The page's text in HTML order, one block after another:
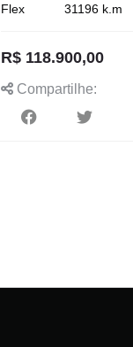
Flex 31196k.m
R$ 118.900,00
Compartilhe: